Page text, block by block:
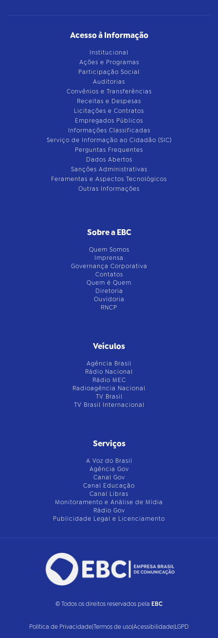
Acesso à Informação
Institucional
Ações e Programas
Participação Social
Auditorias
Convênios e Transferências
Receitas e Despesas
Licitações e Contratos
Empregados Públicos
Informações Classificadas
Serviço de Informação ao Cidadão (SIC)
Perguntas Frequentes
Dados Abertos
Sanções Administrativas
Feramentas e Aspectos Tecnológicos
Outras Informações
Sobre a EBC
Quem Somos
Imprensa
Governança Corporativa
Contatos
Quem é Quem
Diretoria
Ouvidoria
RNCP
Veículos
Agência Brasil
Rádio Nacional
Rádio MEC
Radioagência Nacional
TV Brasil
TV Brasil Internacional
Serviços
A Voz do Brasil
Agência Gov
Canal Gov
Canal Educação
Canal Libras
Monitoramento e Análise de Mídia
Rádio Gov
Publicidade Legal e Licenciamento
© Todos os direitos reservados pela EBC
Política de Privacidade|Termos de uso|Acessibilidade|LGPD